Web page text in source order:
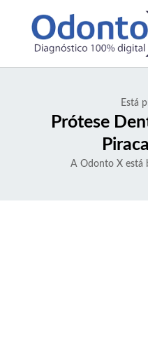
Está
Prótese
A Odonto X está